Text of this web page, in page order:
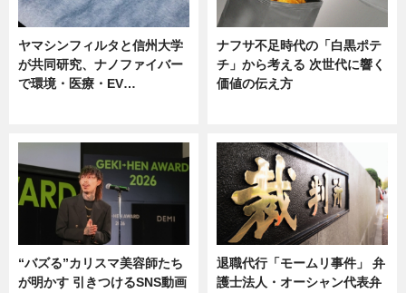
ヤマシンフィルタと信州大学
が共同研究、ナノファイバー
で環境・医療・EV…
ナフサ不足時代の「白黒ポテ
チ」から考える 次世代に響く
価値の伝え方
“バズる”カリスマ美容師たち
が明かす 引きつけるSNS動画
退職代行「モームリ事件」 弁
護士法人・オーシャン代表弁